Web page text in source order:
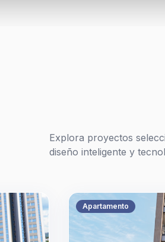
Explora proyectos
diseño inteligente y
Apartamento